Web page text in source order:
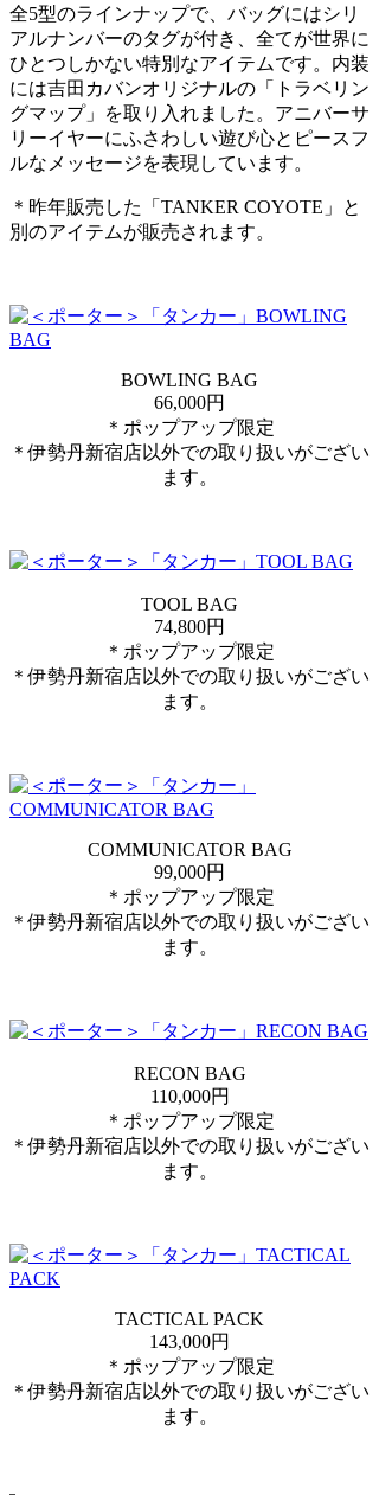
全5型のラインナップで、バッグにはシリ
アルナンバーのタグが付き、全てが世界に
ひとつしかない特別なアイテムです。内装
には吉田カバンオリジナルの「トラベリン
グマップ」を取り入れました。アニバーサ
リーイヤーにふさわしい遊び心とピースフ
ルなメッセージを表現しています。
＊昨年販売した「TANKER COYOTE」と
別のアイテムが販売されます。
BOWLING BAG
66,000円
＊ポップアップ限定
＊伊勢丹新宿店以外での取り扱いがござい
ます。
TOOL BAG
74,800円
＊ポップアップ限定
＊伊勢丹新宿店以外での取り扱いがござい
ます。
COMMUNICATOR BAG
99,000円
＊ポップアップ限定
＊伊勢丹新宿店以外での取り扱いがござい
ます。
RECON BAG
110,000円
＊ポップアップ限定
＊伊勢丹新宿店以外での取り扱いがござい
ます。
TACTICAL PACK
143,000円
＊ポップアップ限定
＊伊勢丹新宿店以外での取り扱いがござい
ます。